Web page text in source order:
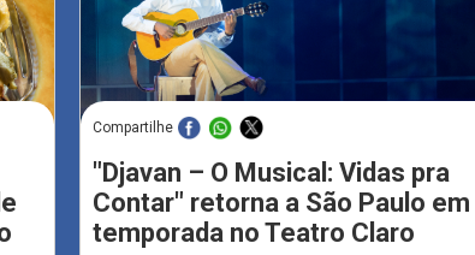
Compartilhe
"Djavan – O Musical: Vidas pra
Contar" retorna a São Paulo em
temporada no Teatro Claro